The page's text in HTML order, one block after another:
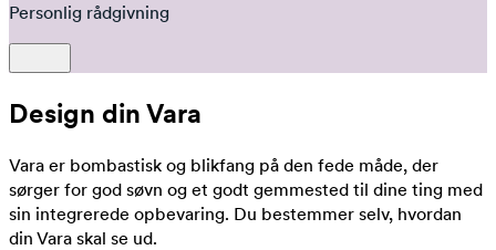
Personlig rådgivning
Design din Vara
Vara er bombastisk og blikfang på den fede måde, der
sørger for god søvn og et godt gemmested til dine ting med
sin integrerede opbevaring. Du bestemmer selv, hvordan
din Vara skal se ud.